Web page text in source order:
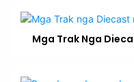
Mga Trak Nga